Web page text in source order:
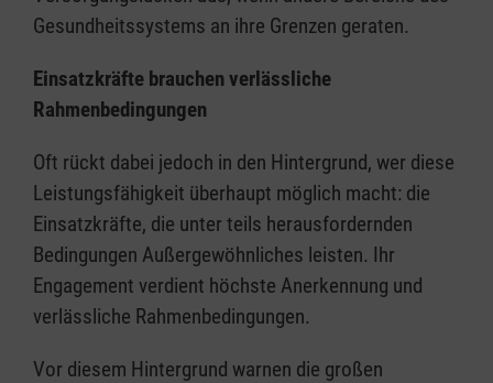
Gesundheitssystems an ihre Grenzen geraten.
Einsatzkräfte brauchen verlässliche
Rahmenbedingungen
Oft rückt dabei jedoch in den Hintergrund, wer diese
Leistungsfähigkeit überhaupt möglich macht: die
Einsatzkräfte, die unter teils herausfordernden
Bedingungen Außergewöhnliches leisten. Ihr
Engagement verdient höchste Anerkennung und
verlässliche Rahmenbedingungen.
Vor diesem Hintergrund warnen die großen